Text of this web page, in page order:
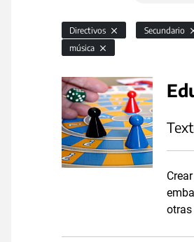
Directivos Secundario
música